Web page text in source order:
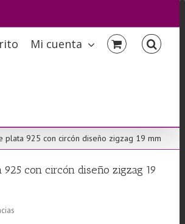
Mi cuenta
plata 925 con circón diseño zigzag 19 mm
925 con circón diseño zigzag 19